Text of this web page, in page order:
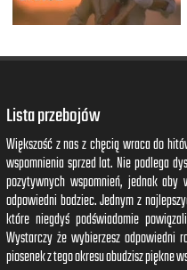
Lista przebojów
Większość z nas z chęcią wraca do
wspomnienia sprzed lat. Nie podlega
pozytywnych wspomnień, jednak
odpowiedni bodziec. Jednym z
które niegdyś podświadomie
Wystarczy że wybierzesz odpowiedni
piosenek z tego okresu obudzisz piękne